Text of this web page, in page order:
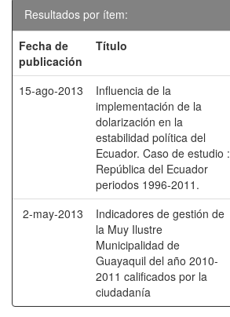
Resultados por ítem:
Fecha de
publicación
Título
15-ago-2013
Influencia de la
implementación de la
dolarización en la
estabilidad política del
Ecuador. Caso de estudio :
República del Ecuador
periodos 1996-2011.
2-may-2013
Indicadores de gestión de
la Muy Ilustre
Municipalidad de
Guayaquil del año 2010-
2011 calificados por la
ciudadanía